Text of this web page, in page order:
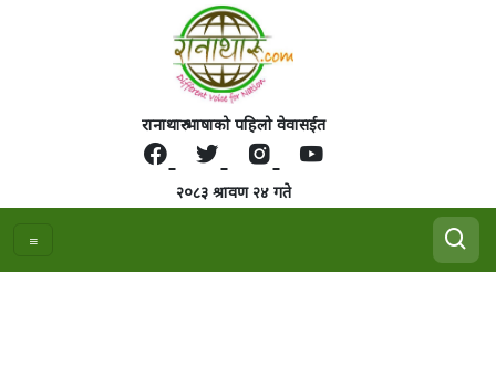
रानाथारु भाषाको पहिलो वेवासईत
२०८३ श्रावण २४ गते